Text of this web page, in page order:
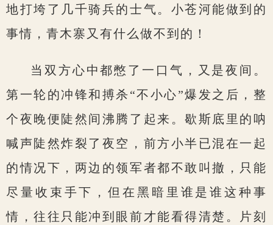
地打垮了几千骑兵的士气。小苍河能做到的
事情，青木寨又有什么做不到的！
当双方心中都憋了一口气，又是夜间。
第一轮的冲锋和搏杀“不小心”爆发之后，整
个夜晚便陡然间沸腾了起来。歇斯底里的呐
喊声陡然炸裂了夜空，前方小半已混在一起
的情况下，两边的领军者都不敢叫撤，只能
尽量收束手下，但在黑暗里谁是谁这种事
情，往往只能冲到眼前才能看得清楚。片刻